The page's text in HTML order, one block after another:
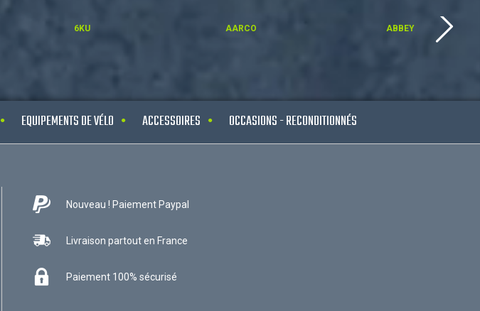
6KU AARCO ABBEY
EQUIPEMENTS DE VÉLO ACCESSOIRES OCCASIONS - RECONDITIONNÉS
Nouveau ! Paiement Paypal
Livraison partout en France
Paiement 100% sécurisé